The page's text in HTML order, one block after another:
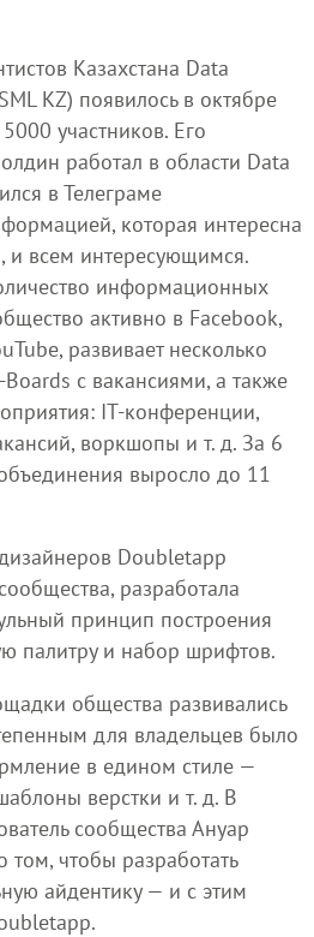
Казахстана Data
KZ) появилось в октябре
участников. Его
работал в области Data
в Телеграме
которая интересна
и всем интересующимся.
информационных
активно в Facebook,
развивает несколько
с вакансиями, а также
IT-конференции,
воркшопы и т. д. За 6
выросло до 11
Doubletapp
разработала
принцип построения
палитру и набор шрифтов.
общества развивались
для владельцев было
в едином стиле —
верстки и т. д. В
сообщества Ануар
чтобы разработать
айдентику — и с этим